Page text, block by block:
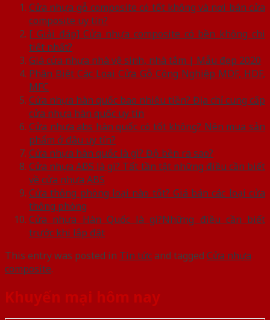
Cửa nhựa gỗ composite có tốt không và nơi bán cửa
composite uy tín?
[ Giải đáp] Cửa nhựa composite có bền không chi
tiết nhất?
Giá cửa nhựa nhà vệ sinh, nhà tắm | Mẫu đẹp 2020
Phân Biệt Các Loại Cửa Gỗ Công Nghiệp MDF, HDF,
MFC
Cửa nhựa hàn quốc bao nhiêu tiền? Địa chỉ cung cấp
cửa nhựa hàn quốc uy tín
Cửa nhựa abs hàn quốc có tốt không? Nên mua sản
phẩm ở đâu uy tín?
Cửa nhựa hàn quốc là gì? Độ bền ra sao?
Cửa nhựa ABS là gì? Tất tần tật những điều cần biết
về cửa nhựa ABS
Cửa thông phòng loại nào tốt? Giá bán các loại cửa
thông phòng
Cửa nhựa Hàn Quốc là gì?Những điều cần biết
trước khi lắp đặt
This entry was posted in Tin tứcand tagged Cửa nhựa
composite.
Khuyến mại hôm nay